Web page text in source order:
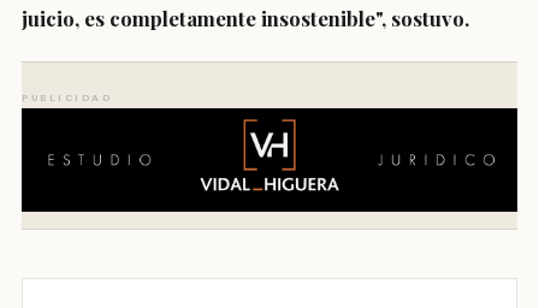
juicio, es completamente insostenible", sostuvo.
PUBLICIDAD